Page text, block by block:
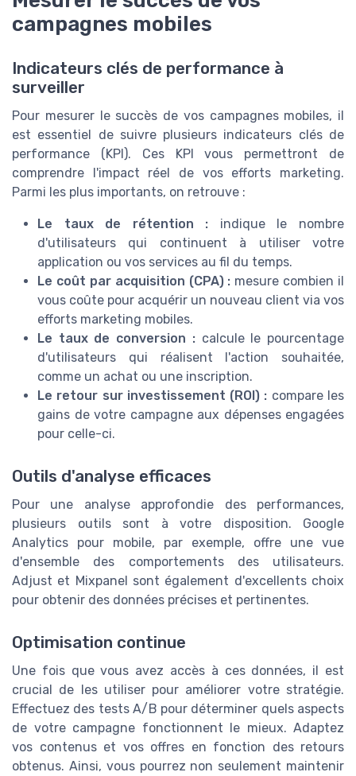
campagnes mobiles
Indicateurs clés de performance à
surveiller
Pour mesurer le succès de vos campagnes mobiles, il
est essentiel de suivre plusieurs indicateurs clés de
performance (KPI). Ces KPI vous permettront de
comprendre l'impact réel de vos efforts marketing.
Parmi les plus importants, on retrouve :
Le taux de rétention : indique le nombre
d'utilisateurs qui continuent à utiliser votre
application ou vos services au fil du temps.
Le coût par acquisition (CPA) : mesure combien il
vous coûte pour acquérir un nouveau client via vos
efforts marketing mobiles.
Le taux de conversion :calcule le pourcentage
d'utilisateurs qui réalisent l'action souhaitée,
comme un achat ou une inscription.
Le retour sur investissement (ROI) : compare les
gains de votre campagne aux dépenses engagées
pour celle-ci.
Outils d'analyse efficaces
Pour une analyse approfondie des performances,
plusieurs outils sont à votre disposition. Google
Analytics pour mobile, par exemple, offre une vue
d'ensemble des comportements des utilisateurs.
Adjust et Mixpanel sont également d'excellents choix
pour obtenir des données précises et pertinentes.
Optimisation continue
Une fois que vous avez accès à ces données, il est
crucial de les utiliser pour améliorer votre stratégie.
Effectuez des tests A/B pour déterminer quels aspects
de votre campagne fonctionnent le mieux. Adaptez
vos contenus et vos offres en fonction des retours
obtenus. Ainsi, vous pourrez non seulement maintenir